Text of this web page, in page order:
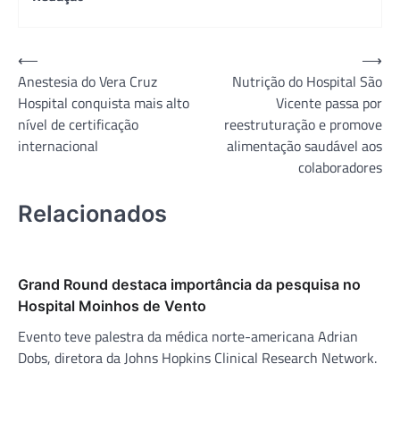
Navegação
de
Post
⟵
Anestesia do Vera Cruz
Hospital conquista mais alto
nível de certificação
internacional
Nutrição do Hospital São
Vicente passa por
reestruturação e promove
alimentação saudável aos
colaboradores
⟶
Relacionados
Grand Round destaca importância da pesquisa no
Hospital Moinhos de Vento
Evento teve palestra da médica norte-americana Adrian
Dobs, diretora da Johns Hopkins Clinical Research Network.